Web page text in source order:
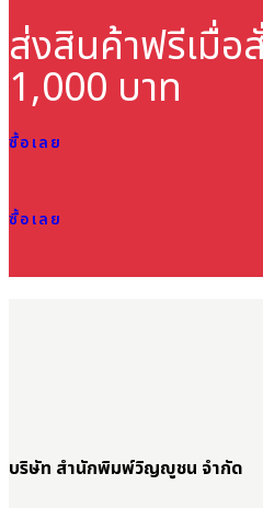
ส่งสินค้าฟรีเมื่
1,000 บาท
ซื้อเลย
ซื้อเลย
บริษัท สำนักพิมพ์วิญญูชน จำกัด